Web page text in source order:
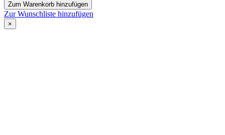
Zum Warenkorb hinzufügen
Zur Wunschliste hinzufügen
×